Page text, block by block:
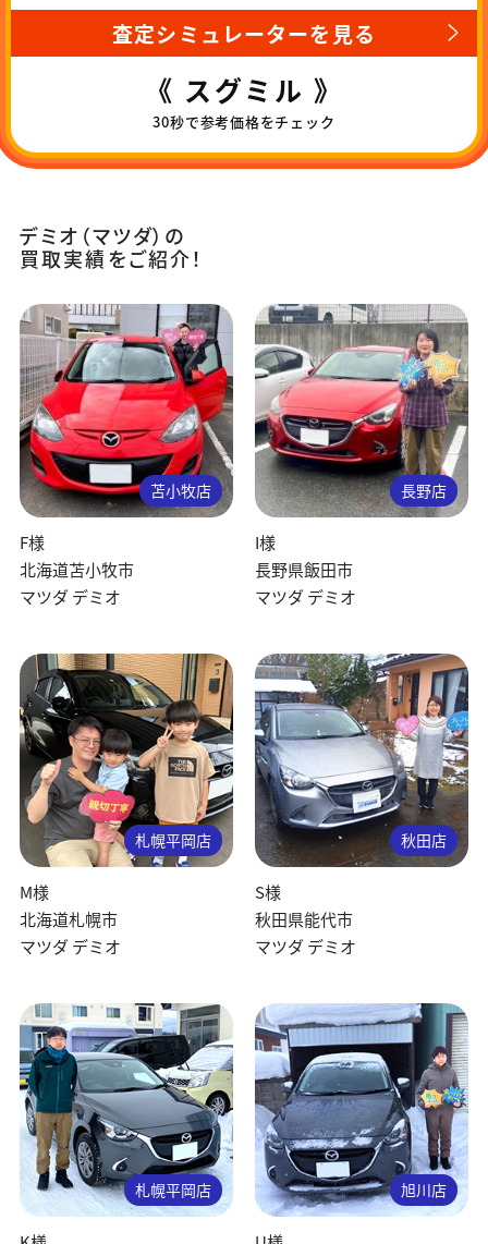
査定シミュレーターを見る
《 スグミル 》
30秒で参考価格をチェック
デミオ（マツダ）の
買取実績をご紹介！
苫小牧店
F様
北海道苫小牧市
マツダ デミオ
長野店
I様
長野県飯田市
マツダ デミオ
札幌平岡店
M様
北海道札幌市
マツダ デミオ
秋田店
S様
秋田県能代市
マツダ デミオ
札幌平岡店 旭川店